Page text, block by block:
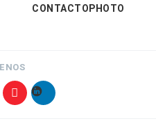
CONTACTOPHOTO